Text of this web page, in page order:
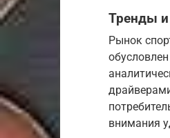
Тренды
Рынок
внимания